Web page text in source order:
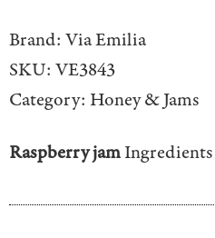
Brand: Via Emilia
SKU: VE3843
Category: Honey & Jams
Raspberry jam